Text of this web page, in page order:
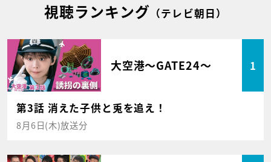
視聴ランキング （テレビ朝日）
大空港～GATE24～ 1
第3話 消えた子供と兎を追え！
8月6日(木)放送分